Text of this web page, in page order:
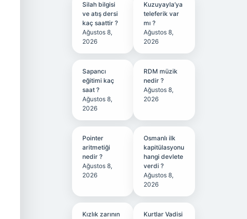
Silah bilgisi
ve atış dersi
kaç saattir ?
Ağustos 8,
2026
Kuzuyayla’ya
teleferik var
mı ?
Ağustos 8,
2026
Sapancı
eğitimi kaç
saat ?
Ağustos 8,
2026
RDM müzik
nedir ?
Ağustos 8,
2026
Pointer
aritmetiği
nedir ?
Ağustos 8,
2026
Osmanlı ilk
kapitülasyonu
hangi devlete
verdi ?
Ağustos 8,
2026
Kızlık zarının
Kurtlar Vadisi